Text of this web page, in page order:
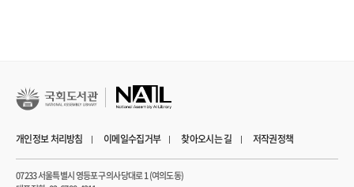
개인정보 처리방침 이메일수집거부 찾아오시는 길 저작권정책
07233 서울특별시 영등포구 의사당대로 1 (여의도동)